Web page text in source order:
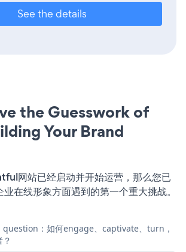
See the details
the Guesswork of
Your Brand
网站已经启动并开始运营，那么您已
在线形象方面遇到的第一个重大挑战。
：如何engage、captivate、turn，